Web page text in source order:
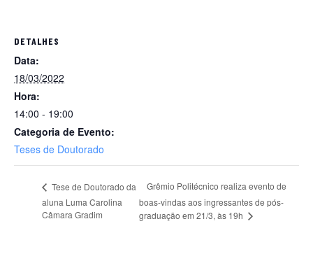
DETALHES
Data:
18/03/2022
Hora:
14:00 - 19:00
Categoria de Evento:
Teses de Doutorado
Tese de Doutorado da
aluna Luma Carolina
Câmara Gradim
Grêmio Politécnico realiza evento de
boas-vindas aos ingressantes de pós-
graduação em 21/3, às 19h